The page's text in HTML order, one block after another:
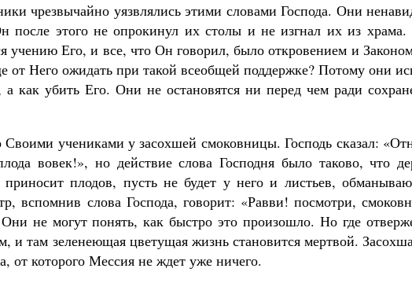
чрезвычайно уязвлялись этими словами Господа. Они
этого не опрокинул их столы и не изгнал их из
учению Его, и все, что Он говорил, было откровением и
Него ожидать при такой всеобщей поддержке? Потому они
как убить Его. Они не остановятся ни перед чем ради
учениками у засохшей смоковницы. Господь сказал:
вовек!», но действие слова Господня было таково, что
плодов, пусть не будет у него и листьев,
вспомнив слова Господа, говорит: «Равви! посмотри,
не могут понять, как быстро это произошло. Но где
и там зеленеющая цветущая жизнь становится мертвой.
от которого Мессия не ждет уже ничего.